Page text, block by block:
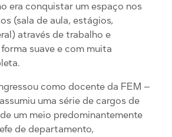
era conquistar um espaço nos
(sala de aula, estágios,
através de trabalho e
suave e com muita
como docente da FEM –
uma série de cargos de
um meio predominantemente
de departamento,